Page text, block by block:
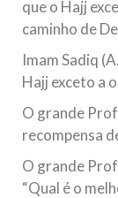
que o Hajj
caminho de
Imam Sadiq
Hajj exceto a
O grande
recompensa
O grande
“Qual é o